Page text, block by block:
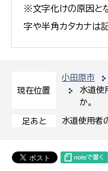
現在位置
小田原市
水道使
か。
足あと 水道使用者
※文字化けの原因と
字や半角カタカナは